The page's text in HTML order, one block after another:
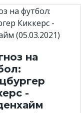
на
-